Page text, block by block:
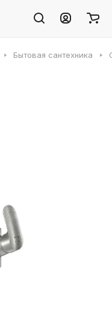
Бытовая сантехника